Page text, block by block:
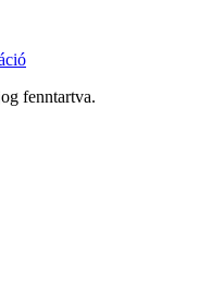
fenntartva.